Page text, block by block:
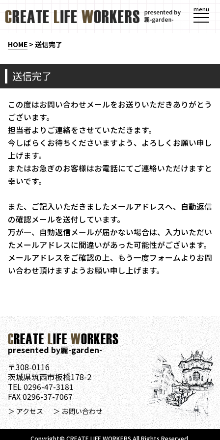
menu
HOME > 送信完了
送信完了
この度はお問い合わせメールをお送りいただきありがとう
ございます。
担当者よりご連絡をさせていただきます。
今しばらくお待ちくださいますよう、よろしくお願い申し
上げます。
またはお急ぎのお客様はお電話にてご連絡いただけますと
幸いです。
また、ご記入いただきましたメールアドレスへ、自動返信
の確認メールを送付しています。
万が一、自動返信メールが届かない場合は、入力いただい
たメールアドレスに間違いがあった可能性がございます。
メールアドレスをご確認の上、もう一度フォームよりお問
い合わせ頂けますようお願い申し上げます。
CREATELIFEWORKERS
presented by麗-garden-
〒308-0116
茨城県筑西市板橋178-2
TEL 0296-47-3181
FAX 0296-37-7067
＞ アクセス ＞ お問い合わせ
Copyright© CREATE LIFE WORKERS.All Rights Reserved.